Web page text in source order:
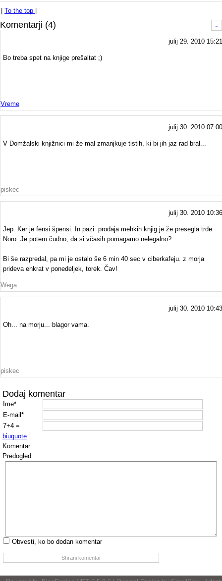
| To the top |
Komentarji (4) -
julij 29. 2010 15:21
Bo treba spet na knjige prešaltat ;)
Vreme
julij 30. 2010 07:00
V Domžalski knjižnici mi že mal zmanjkuje tistih, ki bi jih jaz rad bral...
piskec
julij 30. 2010 10:36
Jep. Ker je fensi špensi. In pazi: prodaja mehkih knjig je že presegla trde.
Noro. Je potem čudno, da si včasih pomagamo nelegalno?
Bi še razpredal, pa mi je ostalo še 6 min 40 sec v ciberkafeju. z morja
prideva enkrat v ponedeljek, torek. Čav!
Wega
julij 30. 2010 10:43
Oh... na morju... blagor vama.
piskec
Dodaj komentar
Ime*
E-mail*
7+4 =
biuquote
Komentar
Predogled
Obvesti, ko bo dodan komentar